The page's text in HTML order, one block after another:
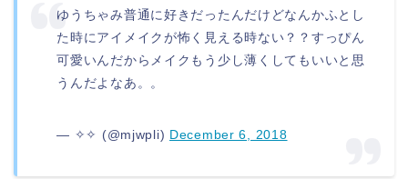
ゆうちゃみ普通に好きだったんだけどなんかふとし
た時にアイメイクが怖く見える時ない？？すっぴん
可愛いんだからメイクもう少し薄くしてもいいと思
うんだよなあ。。
— ✧✧ (@mjwpli) December 6, 2018